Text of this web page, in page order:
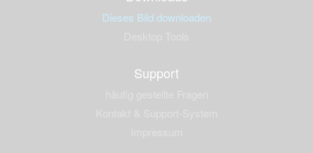
Dieses Bild downloaden
Support